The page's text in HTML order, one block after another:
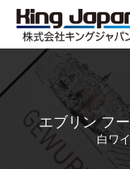
エブリン フ
白ワ